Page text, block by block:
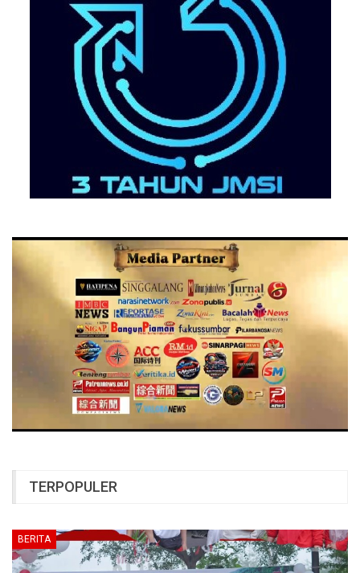
TERPOPULER
BERITA